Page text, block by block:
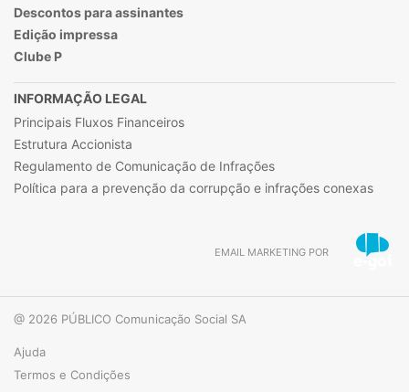
Descontos para assinantes
Edição impressa
Clube P
INFORMAÇÃO LEGAL
Principais Fluxos Financeiros
Estrutura Accionista
Regulamento de Comunicação de Infrações
Política para a prevenção da corrupção e infrações conexas
EMAIL MARKETING POR
@ 2026 PÚBLICO Comunicação Social SA
Ajuda
Termos e Condições